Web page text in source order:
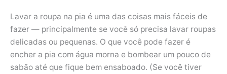
Lavar a roupa na pia é uma das coisas mais fáceis de
fazer — principalmente se você só precisa lavar roupas
delicadas ou pequenas. O que você pode fazer é
encher a pia com água morna e bombear um pouco de
sabão até que fique bem ensaboado. (Se você tiver